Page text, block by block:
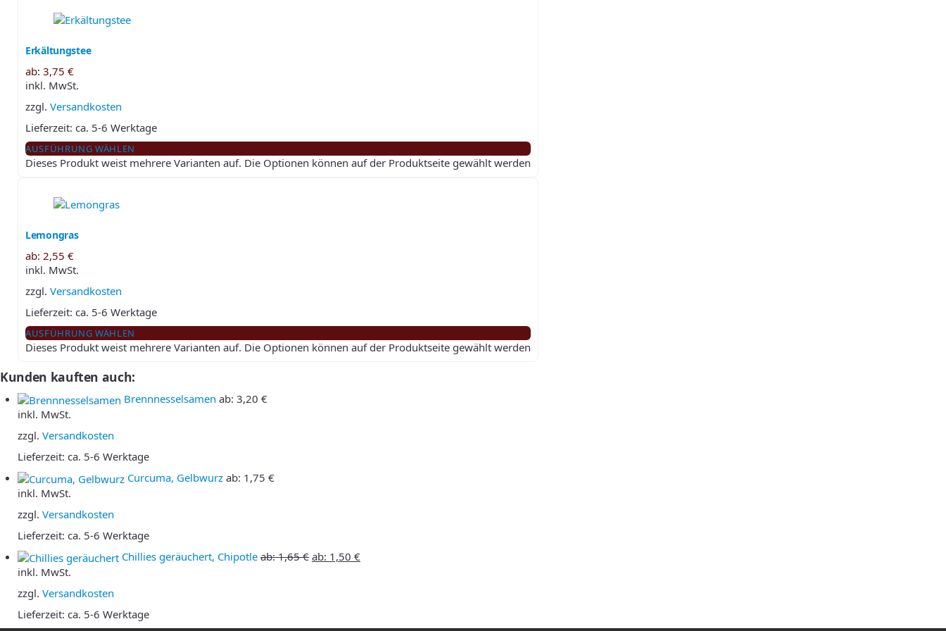
Erkältungstee
ab: 3,75 €
inkl. MwSt.
zzgl. Versandkosten
Lieferzeit: ca. 5-6 Werktage
AUSFÜHRUNG WÄHLEN
Dieses Produkt weist mehrere Varianten auf. Die Optionen können auf der Produktseite gewählt werden
Lemongras
ab: 2,55 €
inkl. MwSt.
zzgl. Versandkosten
Lieferzeit: ca. 5-6 Werktage
AUSFÜHRUNG WÄHLEN
Dieses Produkt weist mehrere Varianten auf. Die Optionen können auf der Produktseite gewählt werden
Kunden kauften auch:
Brennnesselsamen ab: 3,20 €
inkl. MwSt.
zzgl. Versandkosten
Lieferzeit: ca. 5-6 Werktage
Curcuma, Gelbwurz ab: 1,75 €
inkl. MwSt.
zzgl. Versandkosten
Lieferzeit: ca. 5-6 Werktage
Chillies geräuchert, Chipotle ab:1,65€ ab: 1,50 €
inkl. MwSt.
zzgl. Versandkosten
Lieferzeit: ca. 5-6 Werktage